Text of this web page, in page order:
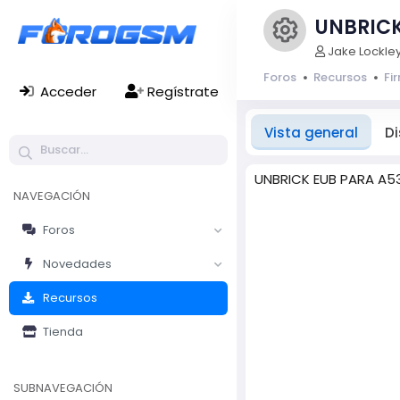
Acceder Regístrate
NAVEGACIÓN
Foros
Novedades
Recursos
Tienda
SUBNAVEGACIÓN
Icono
A
t
r
Jake
Foros
Recursos
Vista general
UNBRICK EUB PARA